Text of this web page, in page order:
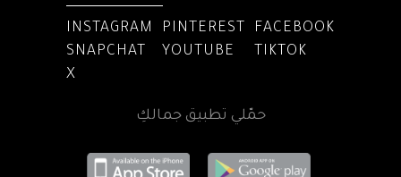
INSTAGRAM PINTEREST
FACEBOOK
SNAPCHAT
YOUTUBE
TIKTOK
X
حمّلي تطبيق جمالكِ